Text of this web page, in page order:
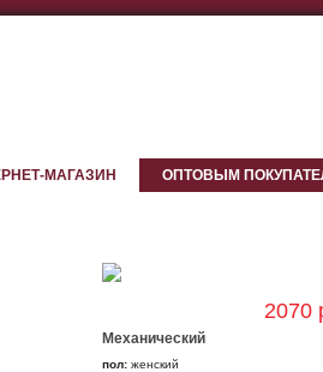
МАГАЗИН ОПТОВЫМ
2070
Механический
пол: женский